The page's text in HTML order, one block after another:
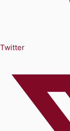
Twitter